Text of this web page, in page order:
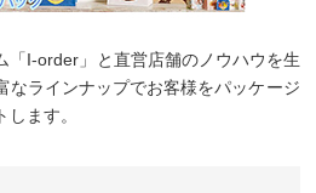
「I-order」と直営店舗のノウハウを生
なラインナップでお客様をパッケージ
ます。